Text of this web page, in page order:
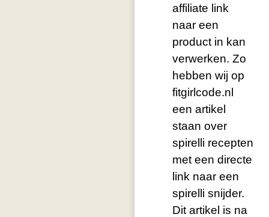
affiliate link
naar een
product in kan
verwerken. Zo
hebben wij op
fitgirlcode.nl
een artikel
staan over
spirelli recepten
met een directe
link naar een
spirelli snijder.
Dit artikel is na